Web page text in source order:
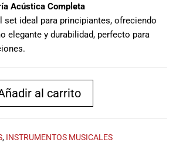
para satisfacer
todas las
necesidades
musicales.
música está
aquí para
ayudarte a
instrumento o
Acústica Completa
set ideal para principiantes, ofreciendo
elegante y durabilidad, perfecto para
al carrito
, INSTRUMENTOS MUSICALES